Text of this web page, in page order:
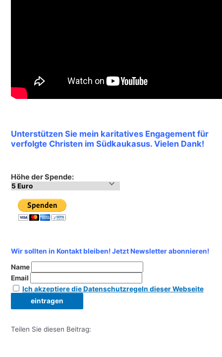
Unterstützen Sie mein karitatives Engagement für
verfolgte Christen im Südkaukasus. Vielen Dank!
Höhe der Spende:
Wir sollten in Kontakt bleiben! Jetzt Newsletter abonnieren!
Name
Email
Ich akzeptiere die Datenschutzregeln dieser Webseite
Teilen Sie diesen Beitrag: